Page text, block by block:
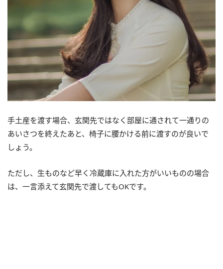
手土産を渡す場合、玄関先ではなく部屋に通されて一通りの
あいさつを終えたあと、椅子に腰かける前に渡すのが良いで
しょう。
ただし、生ものなど早く冷蔵庫に入れた方がいいものの場合
は、一言添えて玄関先で渡してもOKです。